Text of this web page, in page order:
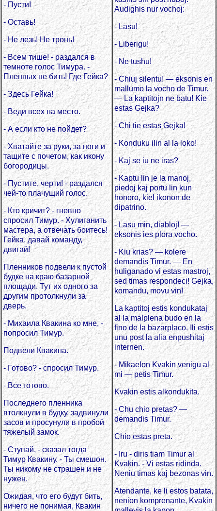
- Пусти!
- Оставь!
- Не лезь! Не тронь!
- Всем тише! - раздался в
темноте голос Тимура. -
Пленных не бить! Где Гейка?
- Здесь Гейка!
- Веди всех на место.
- А если кто не пойдет?
- Хватайте за руки, за ноги и
тащите с почетом, как икону
богородицы.
- Пустите, черти! - раздался
чей-то плачущий голос.
- Кто кричит? - гневно
спросил Тимур. - Хулиганить
мастера, а отвечать боитесь!
Гейка, давай команду,
двигай!
Пленников подвели к пустой
будке на краю базарной
площади. Тут их одного за
другим протолкнули за
дверь.
- Михаила Квакина ко мне, -
попросил Тимур.
Подвели Квакина.
- Готово? - спросил Тимур.
- Все готово.
Последнего пленника
втолкнули в будку, задвинули
засов и просунули в пробой
тяжелый замок.
- Ступай, - сказал тогда
Тимур Квакину. - Ты смешон.
Ты никому не страшен и не
нужен.
Ожидая, что его будут бить,
ничего не понимая, Квакин
Audighis nur vochoj:
- Lasu!
- Liberigu!
- Ne tushu!
- Chiuj silentu! — eksonis en
mallumo la vocho de Timur.
— La kaptitojn ne batu! Kie
estas Gejka?
- Chi tie estas Gejka!
- Konduku ilin al la loko!
- Kaj se iu ne iras?
- Kaptu lin je la manoj,
piedoj kaj portu lin kun
honoro, kiel ikonon de
dipatrino.
- Lasu min, diabloj! —
eksonis ies plora vocho.
- Kiu krias? — kolere
demandis Timur. — En
huliganado vi estas mastroj,
sed timas respondeci! Gejka,
komandu, movu vin!
La kaptitoj estis kondukataj
al la malplena budo en la
fino de la bazarplaco. Ili estis
unu post la alia enpushitaj
internen.
- Mikaelon Kvakin venigu al
mi — petis Timur.
Kvakin estis alkondukita.
- Chu chio pretas? —
demandis Timur.
Chio estas preta.
- Iru - diris tiam Timur al
Kvakin. - Vi estas ridinda.
Neniu timas kaj bezonas vin.
Atendante, ke li estos batata,
nenion komprenante, Kvakin